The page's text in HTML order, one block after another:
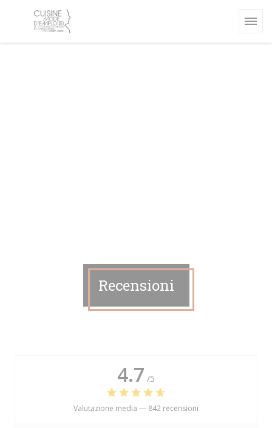
Recensioni
4.7 /5
Valutazione media — 842 recensioni